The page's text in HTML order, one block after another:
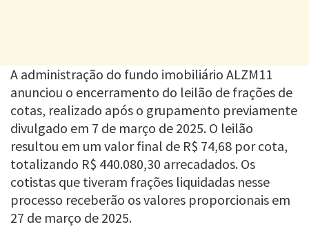
A administração do fundo imobiliário ALZM11
anunciou o encerramento do leilão de frações de
cotas, realizado após o grupamento previamente
divulgado em 7 de março de 2025. O leilão
resultou em um valor final de R$ 74,68 por cota,
totalizando R$ 440.080,30 arrecadados. Os
cotistas que tiveram frações liquidadas nesse
processo receberão os valores proporcionais em
27 de março de 2025.